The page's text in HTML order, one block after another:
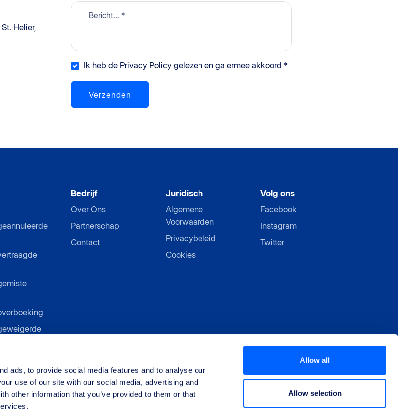
ads, to provide social media features and to analyse our
use of our site with our social media, advertising and
other information that you’ve provided to them or that
Allow all
Allow selection
Helier,
Ik heb de Privacy Policy gelezen en ga ermee akkoord *
Verzenden
Bedrijf
Over Ons
Partnerschap
Contact
Juridisch
Algemene
Voorwaarden
Privacybeleid
Cookies
Volg ons
Facebook
Instagram
Twitter